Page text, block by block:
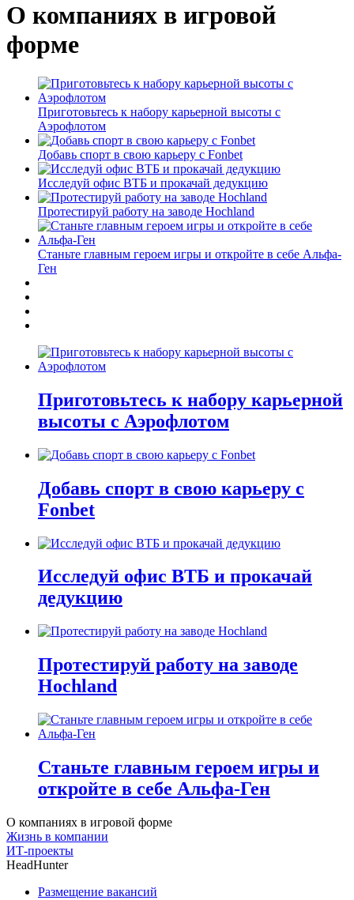
О компаниях в игровой
форме
Приготовьтесь к набору карьерной высоты с
Аэрофлотом
Добавь спорт в свою карьеру с Fonbet
Исследуй офис ВТБ и прокачай дедукцию
Протестируй работу на заводе Hochland
Станьте главным героем игры и откройте в себе Альфа-
Ген
Приготовьтесь к набору карьерной
высоты с Аэрофлотом
Добавь спорт в свою карьеру с
Fonbet
Исследуй офис ВТБ и прокачай
дедукцию
Протестируй работу на заводе
Hochland
Станьте главным героем игры и
откройте в себе Альфа-Ген
О компаниях в игровой форме
Жизнь в компании
ИТ-проекты
HeadHunter
Размещение вакансий